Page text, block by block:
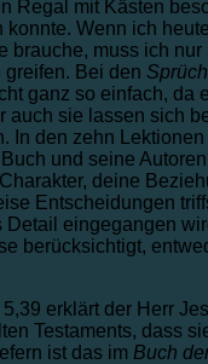
Regal mit Kästen
konnte. Wenn ich
brauche, muss ich nur
Bei den
ganz so einfach, da
auch sie lassen sich
In den zehn
und seine
deine
Entscheidungen
Detail eingegangen
berücksichtigt,
5,39 erklärt der Herr
Testaments, dass
ist das im Buch